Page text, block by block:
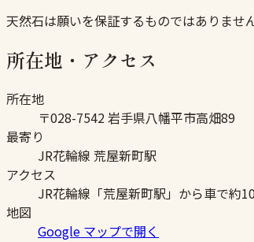
天然石は願いを保証するものではありませ
所在地・アクセス
所在地
〒028-7542 岩手県八幡平市高畑89
最寄り
JR花輪線 荒屋新町駅
アクセス
JR花輪線「荒屋新町駅」から車で約
地図
Google マップで開く